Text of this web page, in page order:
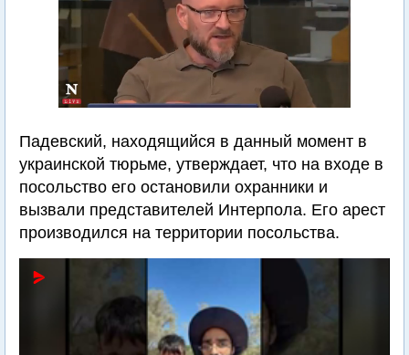
Падевский, находящийся в данный момент в
украинской тюрьме, утверждает, что на входе в
посольство его остановили охранники и
вызвали представителей Интерпола. Его арест
производился на территории посольства.